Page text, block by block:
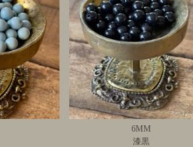
6MM
漆黒